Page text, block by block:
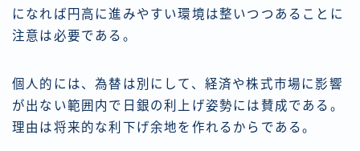
になれば円高に進みやすい環境は整いつつあることに
注意は必要である。
個人的には、為替は別にして、経済や株式市場に影響
が出ない範囲内で日銀の利上げ姿勢には賛成である。
理由は将来的な利下げ余地を作れるからである。